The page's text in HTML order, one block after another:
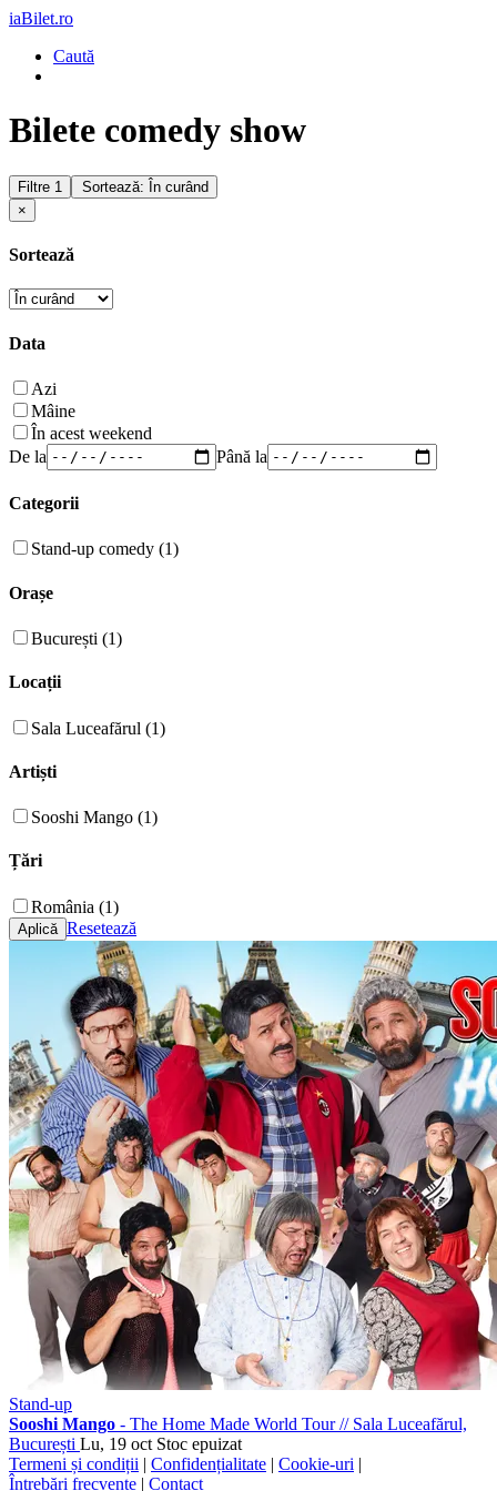
iaBilet.ro
Caută
Bilete comedy show
Filtre 1
Sortează: În curând
×
Sortează
Data
Azi
Mâine
În acest weekend
De la
Până la
Categorii
Stand-up comedy (1)
Orașe
București (1)
Locații
Sala Luceafărul (1)
Artiști
Sooshi Mango (1)
Țări
România (1)
Resetează
Stand-up
Sooshi Mango - The Home Made World Tour//Sala Luceafărul,
București Lu, 19 oct Stoc epuizat
Termeni și condiții | Confidențialitate | Cookie-uri |
Întrebări frecvente | Contact